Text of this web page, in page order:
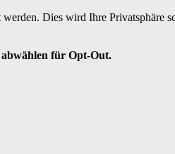
Dies wird Ihre Privatsphäre
abwählen für Opt-Out.